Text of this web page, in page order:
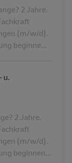
2 Jahre.
(m/w/d).
beginne...
u.
2 Jahre.
(m/w/d).
beginnen...